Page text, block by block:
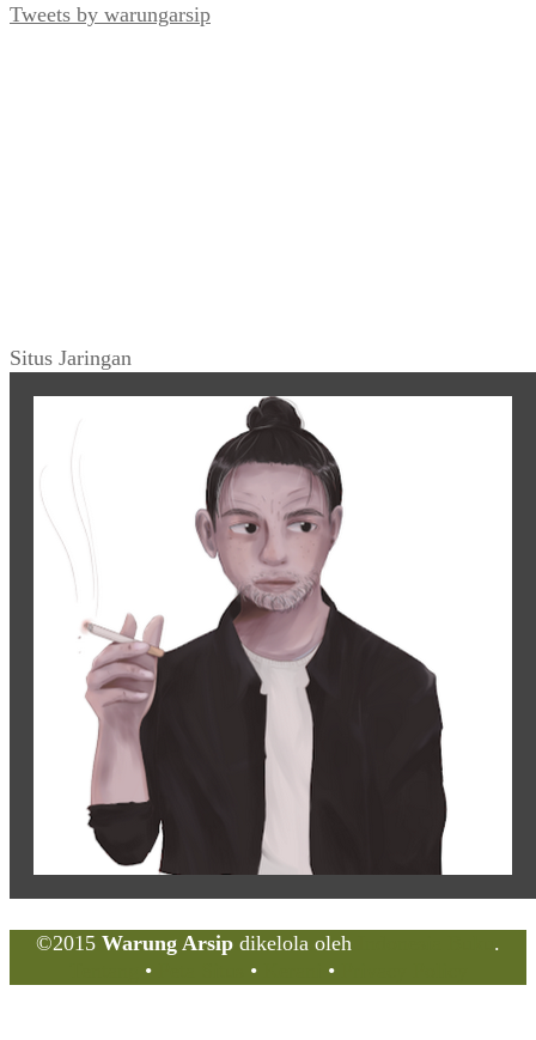
Tweets by warungarsip
Situs Jaringan
©2015 Warung Arsip dikelola oleh
.
• • •